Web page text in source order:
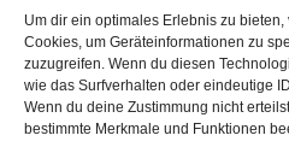
Um dir ein optimales Erlebnis zu
Cookies, um Geräteinformationen zu
zuzugreifen. Wenn du diesen
wie das Surfverhalten oder eindeutige
Wenn du deine Zustimmung nicht
bestimmte Merkmale und Funktionen
Dezember 2023
November 2023